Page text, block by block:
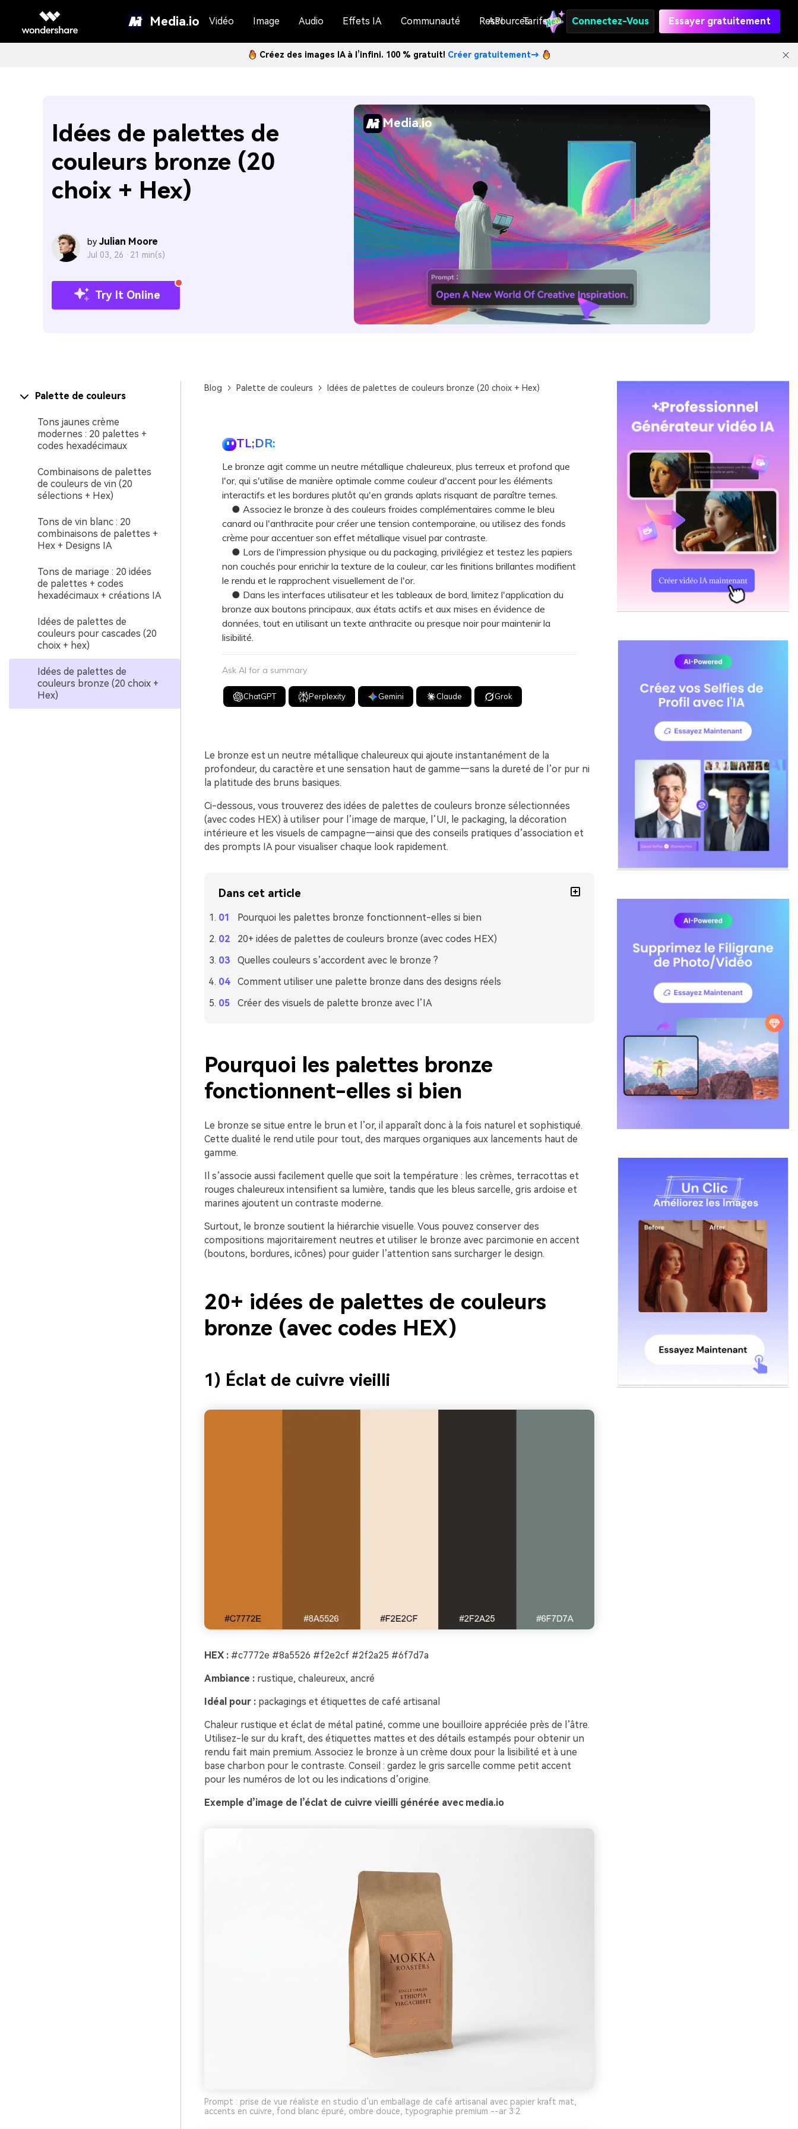
Media.io Vidéo Image Audio Effets IA Communauté Ressources
API Tarifs Connectez-Vous Essayer gratuitement
Créez des images IA à l’infini. 100 % gratuit! Créer gratuitement→
Idées de palettes de
couleurs bronze (20
choix + Hex)
by Julian Moore
Jul 03, 26 · 21 min(s)
Try It Online
Media.io
Palette de couleurs
Tons jaunes crème
modernes : 20 palettes +
codes hexadécimaux
Combinaisons de palettes
de couleurs de vin (20
sélections + Hex)
Tons de vin blanc : 20
combinaisons de palettes +
Hex + Designs IA
Tons de mariage : 20 idées
de palettes + codes
hexadécimaux + créations IA
Idées de palettes de
couleurs pour cascades (20
choix + hex)
Idées de palettes de
couleurs bronze (20 choix +
Hex)
Blog Palette de couleurs Idées de palettes de couleurs bronze (20 choix + Hex)
TL;DR:
Le bronze agit comme un neutre métallique chaleureux, plus terreux et profond que
l'or, qui s'utilise de manière optimale comme couleur d'accent pour les éléments
interactifs et les bordures plutôt qu'en grands aplats risquant de paraître ternes.
● Associez le bronze à des couleurs froides complémentaires comme le bleu
canard ou l'anthracite pour créer une tension contemporaine, ou utilisez des fonds
crème pour accentuer son effet métallique visuel par contraste.
● Lors de l'impression physique ou du packaging, privilégiez et testez les papiers
non couchés pour enrichir la texture de la couleur, car les finitions brillantes modifient
le rendu et le rapprochent visuellement de l'or.
● Dans les interfaces utilisateur et les tableaux de bord, limitez l'application du
bronze aux boutons principaux, aux états actifs et aux mises en évidence de
données, tout en utilisant un texte anthracite ou presque noir pour maintenir la
lisibilité.
Ask AI for a summary
ChatGPT Perplexity Gemini Claude Grok
Le bronze est un neutre métallique chaleureux qui ajoute instantanément de la
profondeur, du caractère et une sensation haut de gamme—sans la dureté de l’or pur ni
la platitude des bruns basiques.
Ci-dessous, vous trouverez des idées de palettes de couleurs bronze sélectionnées
(avec codes HEX) à utiliser pour l’image de marque, l’UI, le packaging, la décoration
intérieure et les visuels de campagne—ainsi que des conseils pratiques d’association et
des prompts IA pour visualiser chaque look rapidement.
Dans cet article
Pourquoi les palettes bronze fonctionnent-elles si bien
20+ idées de palettes de couleurs bronze (avec codes HEX)
Quelles couleurs s’accordent avec le bronze ?
Comment utiliser une palette bronze dans des designs réels
Créer des visuels de palette bronze avec l’IA
Pourquoi les palettes bronze
fonctionnent-elles si bien
Le bronze se situe entre le brun et l’or, il apparaît donc à la fois naturel et sophistiqué.
Cette dualité le rend utile pour tout, des marques organiques aux lancements haut de
gamme.
Il s’associe aussi facilement quelle que soit la température : les crèmes, terracottas et
rouges chaleureux intensifient sa lumière, tandis que les bleus sarcelle, gris ardoise et
marines ajoutent un contraste moderne.
Surtout, le bronze soutient la hiérarchie visuelle. Vous pouvez conserver des
compositions majoritairement neutres et utiliser le bronze avec parcimonie en accent
(boutons, bordures, icônes) pour guider l’attention sans surcharger le design.
20+ idées de palettes de couleurs
bronze (avec codes HEX)
1) Éclat de cuivre vieilli
HEX :#c7772e #8a5526 #f2e2cf #2f2a25 #6f7d7a
Ambiance :rustique, chaleureux, ancré
Idéal pour :packagings et étiquettes de café artisanal
Chaleur rustique et éclat de métal patiné, comme une bouilloire appréciée près de l’âtre.
Utilisez-le sur du kraft, des étiquettes mattes et des détails estampés pour obtenir un
rendu fait main premium. Associez le bronze à un crème doux pour la lisibilité et à une
base charbon pour le contraste. Conseil : gardez le gris sarcelle comme petit accent
pour les numéros de lot ou les indications d’origine.
Exemple d’image de l’éclat de cuivre vieilli générée avec media.io
Prompt : prise de vue réaliste en studio d’un emballage de café artisanal avec papier kraft mat,
accents en cuivre, fond blanc épuré, ombre douce, typographie premium --ar 3:2